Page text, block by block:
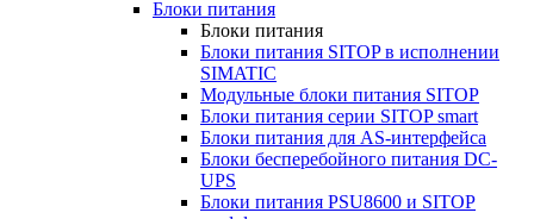
Блоки питания
Блоки питания
Блоки питания SITOP в исполнении
SIMATIC
Модульные блоки питания SITOP
Блоки питания серии SITOP smart
Блоки питания для AS-интерфейса
Блоки бесперебойного питания DC-
UPS
Блоки питания PSU8600 и SITOP